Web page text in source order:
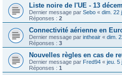
Liste noire de l'UE - 13
Dernier message par Sebo « dim. 22
Réponses : 2
Connectivité aérienne en
Dernier message par intheair « dim.
Réponses : 3
Nouvelles règles en cas de
Dernier message par Fred94 « jeu. 5
Réponses : 1